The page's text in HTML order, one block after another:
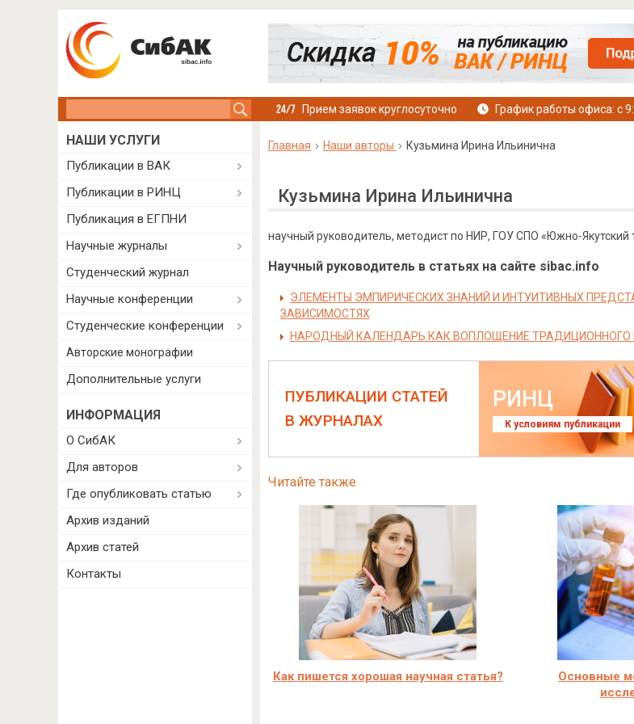
Прием заявок круглосуточно График работы офиса: с
Главная Наши авторы Кузьмина Ирина Ильинична
Кузьмина Ирина Ильинична
научный руководитель, методист по НИР, ГОУ СПО «Южно-Якутский
Научный руководитель в статьях на сайте sibac.info
ЭЛЕМЕНТЫ ЭМПИРИЧЕСКИХ ЗНАНИЙ И ИНТУИТИВНЫХ
ЗАВИСИМОСТЯХ
НАРОДНЫЙ КАЛЕНДАРЬ КАК ВОПЛОЩЕНИЕ ТРАДИЦИОННОГО
ПУБЛИКАЦИИ СТАТЕЙ
В ЖУРНАЛАХ
РИНЦ
К условиям публикации
Читайте также
Как пишется хорошая научная статья?
Основные
НАШИ УСЛУГИ
Публикации в ВАК
Публикации в РИНЦ
Публикация в ЕГПНИ
Научные журналы
Студенческий журнал
Научные конференции
Студенческие конференции
Авторские монографии
Дополнительные услуги
ИНФОРМАЦИЯ
О СибАК
Для авторов
Где опубликовать статью
Архив изданий
Архив статей
Контакты